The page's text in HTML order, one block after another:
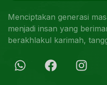
Menciptakan generasi
menjadi insan yang
berakhlakul karimah,